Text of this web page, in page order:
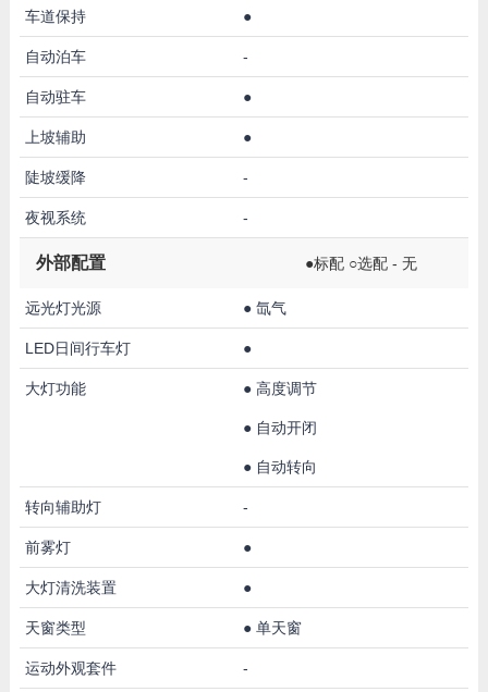
车道保持 ●
自动泊车 -
自动驻车 ●
上坡辅助 ●
陡坡缓降 -
夜视系统 -
外部配置 ●标配 ○选配 - 无
远光灯光源 ● 氙气
LED日间行车灯 ●
大灯功能 ● 高度调节
● 自动开闭
● 自动转向
转向辅助灯 -
前雾灯 ●
大灯清洗装置 ●
天窗类型 ● 单天窗
运动外观套件 -